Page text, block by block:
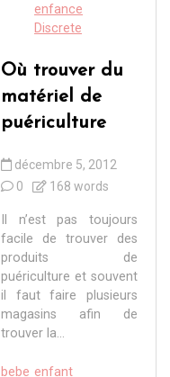
enfance
Discrete
Où trouver du
matériel de
puériculture
décembre 5, 2012
0
168 words
Il n’est pas toujours
facile de trouver des
produits de
puériculture et souvent
il faut faire plusieurs
magasins afin de
trouver la...
bebe enfant